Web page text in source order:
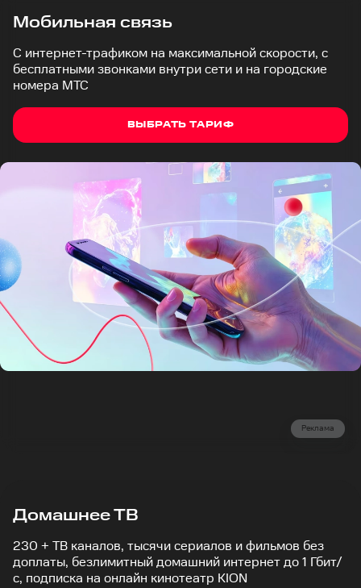
Мобильная связь
С интернет-трафиком на максимальной скорости, с
бесплатными звонками внутри сети и на городские
номера МТС
ВЫБРАТЬ ТАРИФ
Реклама
Домашнее ТВ
230 + ТВ каналов, тысячи сериалов и фильмов без
доплаты, безлимитный домашний интернет до 1 Гбит/
с, подписка на онлайн кинотеатр KION